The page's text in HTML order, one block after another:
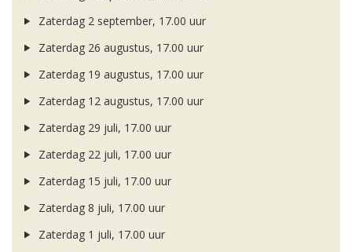
Zaterdag 2 september, 17.00 uur
Zaterdag 26 augustus, 17.00 uur
Zaterdag 19 augustus, 17.00 uur
Zaterdag 12 augustus, 17.00 uur
Zaterdag 29 juli, 17.00 uur
Zaterdag 22 juli, 17.00 uur
Zaterdag 15 juli, 17.00 uur
Zaterdag 8 juli, 17.00 uur
Zaterdag 1 juli, 17.00 uur